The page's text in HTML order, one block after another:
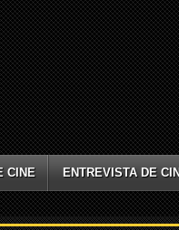
CINE ENTREVISTA DE